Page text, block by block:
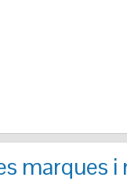
marques i